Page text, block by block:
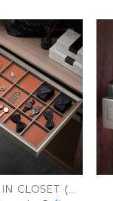
ลิ้นชัก WALK IN CLOSET (ลิ้นชักเก็บของ)